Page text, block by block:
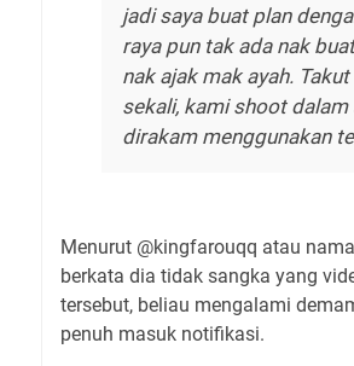
jadi saya buat plan
raya pun tak ada nak
nak ajak mak ayah.
sekali, kami shoot dalam
dirakam menggunakan
Menurut @kingfarouqq atau
berkata dia tidak sangka yang
tersebut, beliau mengalami
penuh masuk notifikasi.